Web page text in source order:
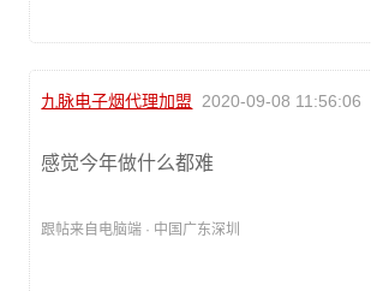
九脉电子烟代理加盟 2020-09-08 11:56:06
感觉今年做什么都难
跟帖来自电脑端 · 中国广东深圳